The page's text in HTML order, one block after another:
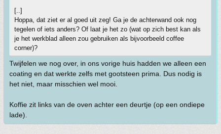
[..]
Hoppa, dat ziet er al goed uit zeg! Ga je de achterwand ook nog
tegelen of iets anders? Of laat je het zo (wat op zich best kan als
je het werkblad alleen zou gebruiken als bijvoorbeeld coffee
corner)?
Twijfelen we nog over, in ons vorige huis hadden we alleen een
coating en dat werkte zelfs met gootsteen prima. Dus nodig is
het niet, maar misschien wel mooi.
Koffie zit links van de oven achter een deurtje (op een ondiepe
lade).